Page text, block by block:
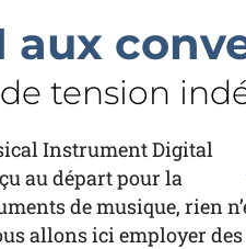
aux
de tension
Instrument Digital
au départ pour la
de musique, rien
allons ici employer